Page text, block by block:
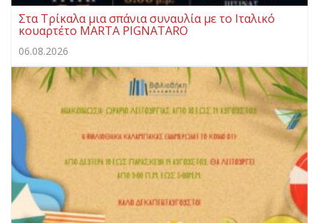
Στα Τρίκαλα μια σπάνια συναυλία με το Ιταλικό
κουαρτέτο MARTA PIGNATARO
06.08.2026